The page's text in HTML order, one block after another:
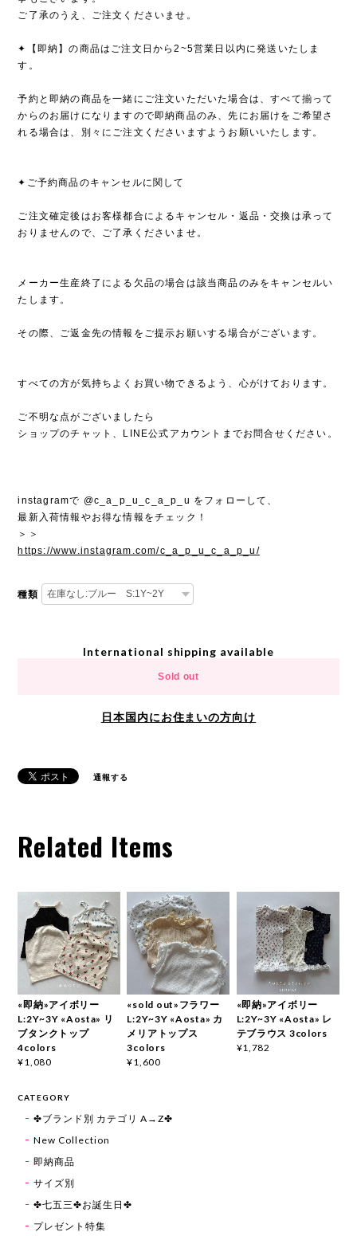
ご了承のうえ、ご注文くださいませ。
✦【即納】の商品はご注文日から2~5営業日以内に発送いたしま
す。
予約と即納の商品を一緒にご注文いただいた場合は、すべて揃って
からのお届けになりますので即納商品のみ、先にお届けをご希望さ
れる場合は、別々にご注文くださいますようお願いいたします。
✦ご予約商品のキャンセルに関して
ご注文確定後はお客様都合によるキャンセル・返品・交換は承って
おりませんので、ご了承くださいませ。
メーカー生産終了による欠品の場合は該当商品のみをキャンセルい
たします。
その際、ご返金先の情報をご提示お願いする場合がございます。
すべての方が気持ちよくお買い物できるよう、心がけております。
ご不明な点がございましたら
ショップのチャット、LINE公式アカウントまでお問合せください。
instagramで @c_a_p_u_c_a_p_u をフォローして、
最新入荷情報やお得な情報をチェック！
＞＞
https://www.instagram.com/c_a_p_u_c_a_p_u/
種類
International shipping available
Sold out
日本国内にお住まいの方向け
通報する
Related Items
«即納»アイボリー
L:2Y~3Y «Aosta» リ
ブタンクトップ
4colors
¥1,080
«sold out»フラワー
L:2Y~3Y «Aosta» カ
メリアトップス
3colors
¥1,600
«即納»アイボリー
L:2Y~3Y «Aosta» レ
テブラウス 3colors
¥1,782
CATEGORY
✤ブランド別 カテゴリ A→Z✤
New Collection
即納商品
サイズ別
✤七五三✤お誕生日✤
プレゼント特集